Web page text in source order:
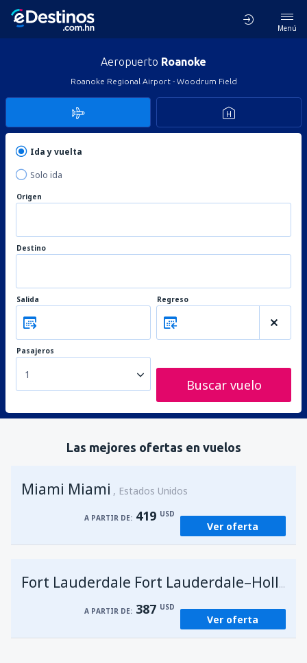
Menú
Aeropuerto Roanoke
Roanoke Regional Airport - Woodrum Field
Ida y vuelta
Solo ida
Origen
Destino
Salida Regreso
Pasajeros
1
Buscar vuelo
Las mejores ofertas en vuelos
Miami Miami Estados Unidos
A PARTIR DE: 419 USD
Ver oferta
Fort Lauderdale Fort Lauderdale–Hollywood Intl Airport
A PARTIR DE: 387 USD
Ver oferta